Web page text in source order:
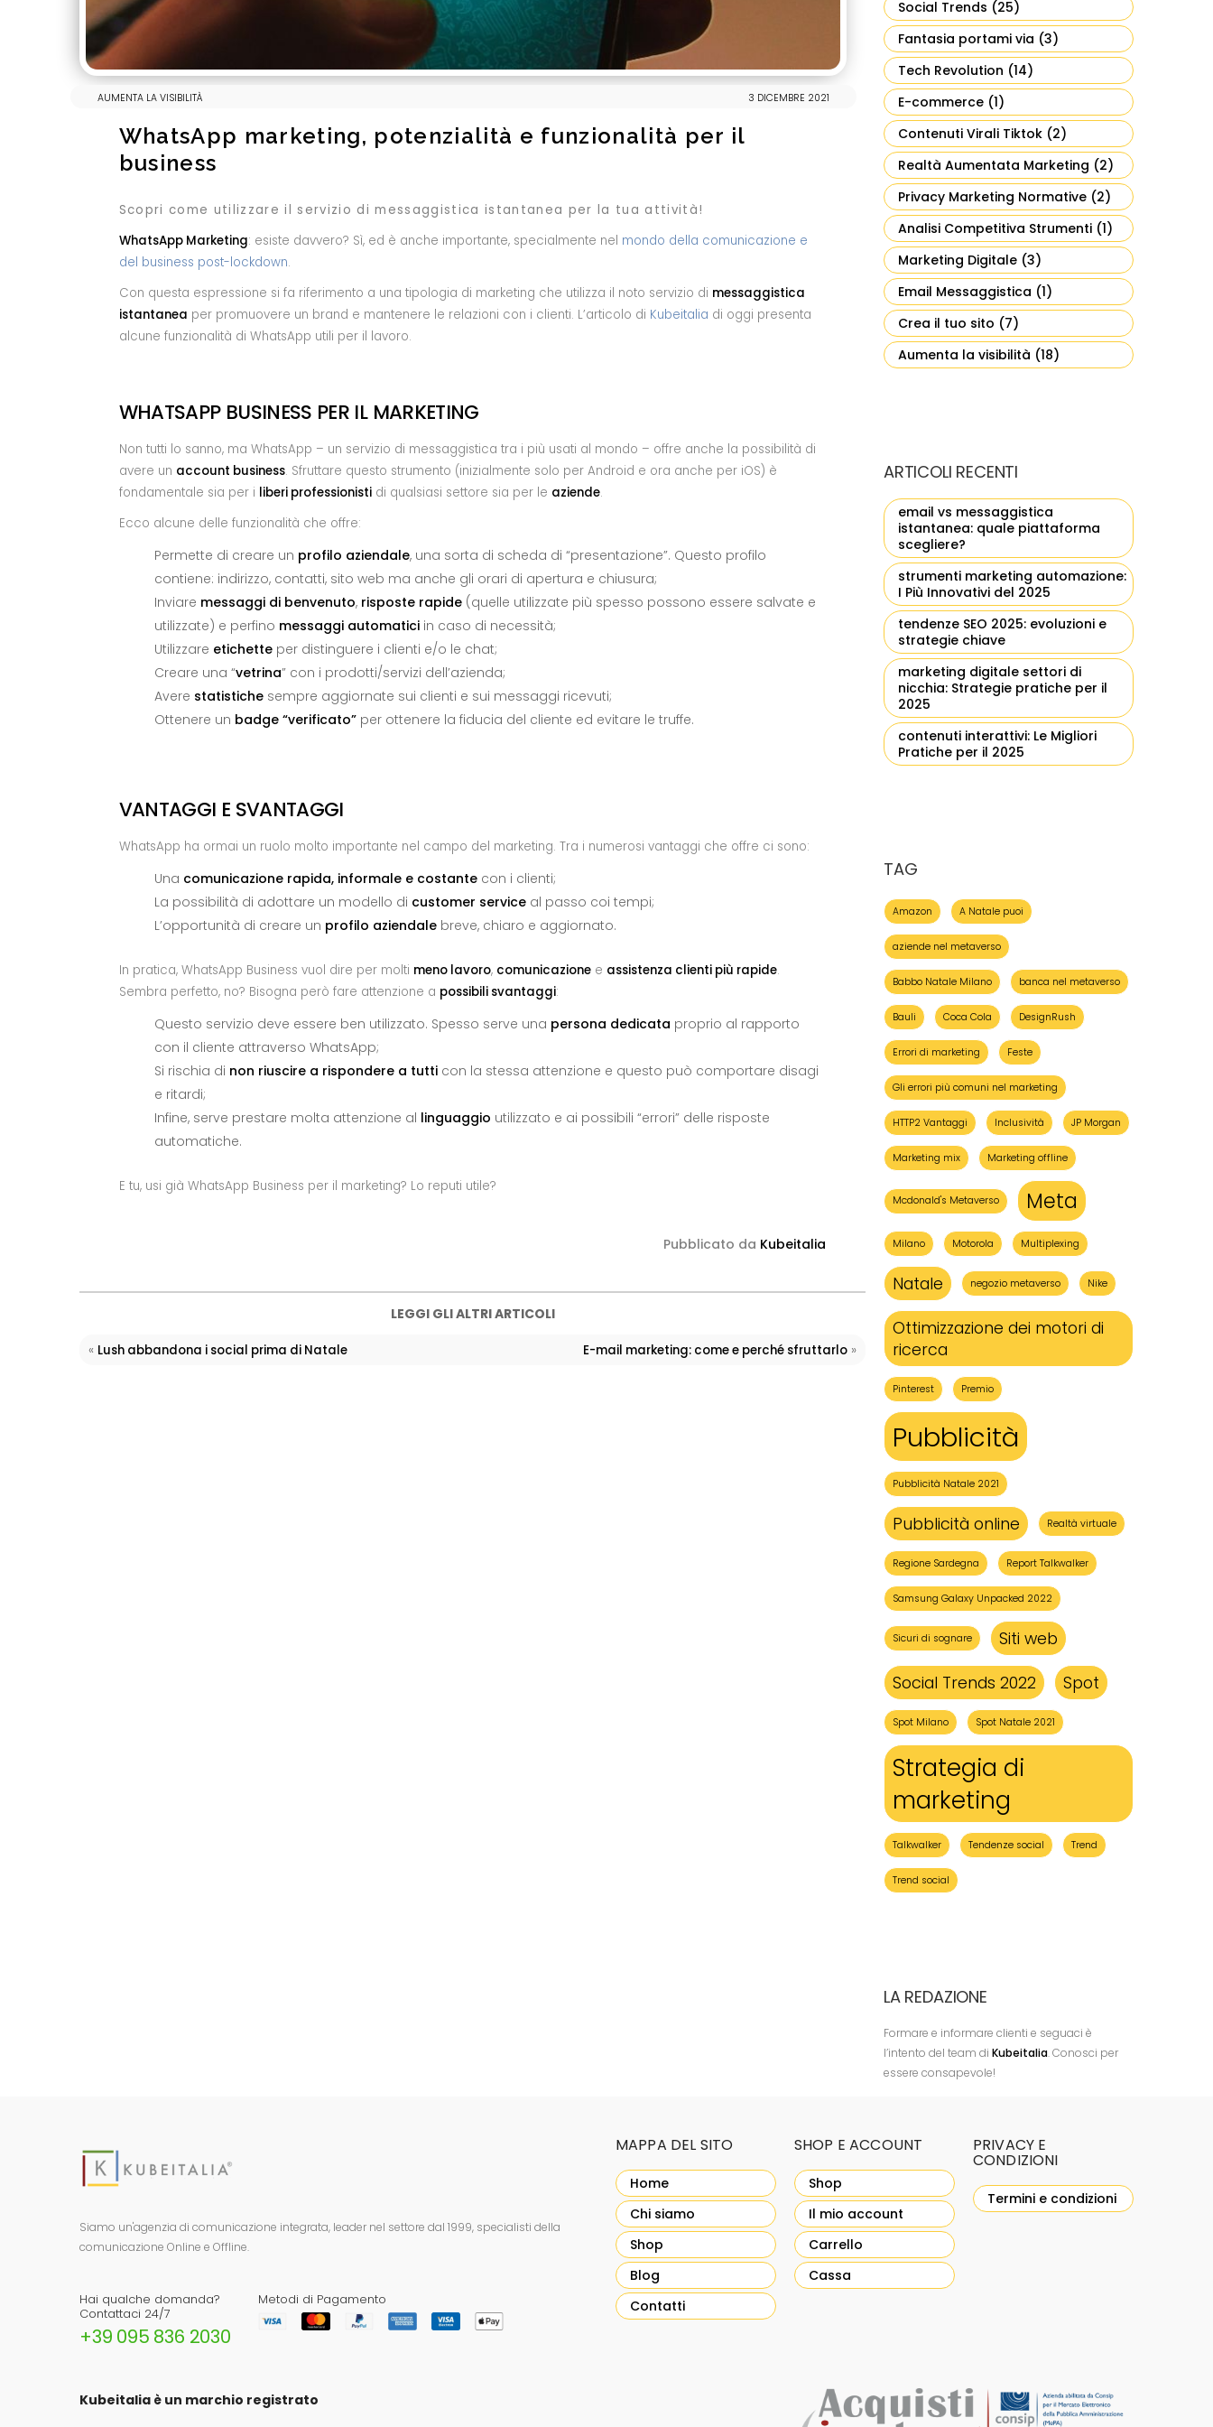
AUMENTA LA VISIBILITÀ 3 DICEMBRE 2021
WhatsApp marketing, potenzialità e funzionalità per il
business
Scopri come utilizzare il servizio di messaggistica istantanea per la tua attività!
WhatsApp Marketing: esiste davvero? Sì, ed è anche importante, specialmente nel mondo della comunicazione e
del business post-lockdown.
Con questa espressione si fa riferimento a una tipologia di marketing che utilizza il noto servizio di messaggistica
istantanea per promuovere un brand e mantenere le relazioni con i clienti. L’articolo di Kubeitalia di oggi presenta
alcune funzionalità di WhatsApp utili per il lavoro.
WHATSAPP BUSINESS PER IL MARKETING
Non tutti lo sanno, ma WhatsApp – un servizio di messaggistica tra i più usati al mondo – offre anche la possibilità di
avere un account business. Sfruttare questo strumento (inizialmente solo per Android e ora anche per iOS) è
fondamentale sia per i liberi professionistidi qualsiasi settore sia per le aziende.
Ecco alcune delle funzionalità che offre:
Permette di creare un profilo aziendale, una sorta di scheda di “presentazione”. Questo profilo
contiene: indirizzo, contatti, sito web ma anche gli orari di apertura e chiusura;
Inviare messaggi di benvenuto, risposte rapide(quelle utilizzate più spesso possono essere salvate e
utilizzate) e perfino messaggi automaticiin caso di necessità;
Utilizzare etichetteper distinguere i clienti e/o le chat;
Creare una “vetrina” con i prodotti/servizi dell’azienda;
Avere statistichesempre aggiornate sui clienti e sui messaggi ricevuti;
Ottenere un badge “verificato”per ottenere la fiducia del cliente ed evitare le truffe.
VANTAGGI E SVANTAGGI
WhatsApp ha ormai un ruolo molto importante nel campo del marketing. Tra i numerosi vantaggi che offre ci sono:
Una comunicazione rapida, informale e costantecon i clienti;
La possibilità di adottare un modello di customer serviceal passo coi tempi;
L’opportunità di creare un profilo aziendalebreve, chiaro e aggiornato.
In pratica, WhatsApp Business vuol dire per molti meno lavoro, comunicazionee assistenza clienti più rapide.
Sembra perfetto, no? Bisogna però fare attenzione a possibili svantaggi:
Questo servizio deve essere ben utilizzato. Spesso serve una persona dedicata proprio al rapporto
con il cliente attraverso WhatsApp;
Si rischia di non riuscire a rispondere a tutticon la stessa attenzione e questo può comportare disagi
e ritardi;
Infine, serve prestare molta attenzione al linguaggio utilizzato e ai possibili “errori” delle risposte
automatiche.
E tu, usi già WhatsApp Business per il marketing? Lo reputi utile?
Pubblicato da Kubeitalia
LEGGI GLI ALTRI ARTICOLI
« Lush abbandona i social prima di Natale E-mail marketing: come e perché sfruttarlo »
Social Trends (25)
Fantasia portami via (3)
Tech Revolution (14)
E-commerce (1)
Contenuti Virali Tiktok (2)
Realtà Aumentata Marketing (2)
Privacy Marketing Normative (2)
Analisi Competitiva Strumenti (1)
Marketing Digitale (3)
Email Messaggistica (1)
Crea il tuo sito (7)
Aumenta la visibilità (18)
ARTICOLI RECENTI
email vs messaggistica
istantanea: quale piattaforma
scegliere?
strumenti marketing automazione:
I Più Innovativi del 2025
tendenze SEO 2025: evoluzioni e
strategie chiave
marketing digitale settori di
nicchia: Strategie pratiche per il
2025
contenuti interattivi: Le Migliori
Pratiche per il 2025
TAG
Amazon A Natale puoi
aziende nel metaverso
Babbo Natale Milano banca nel metaverso
Bauli Coca Cola DesignRush
Errori di marketing Feste
Gli errori più comuni nel marketing
HTTP2 Vantaggi Inclusività JP Morgan
Marketing mix Marketing offline
Mcdonald's Metaverso Meta
Milano Motorola Multiplexing
Natale negozio metaverso Nike
Ottimizzazione dei motori di
ricerca
Pinterest Premio
Pubblicità
Pubblicità Natale 2021
Pubblicità online Realtà virtuale
Regione Sardegna Report Talkwalker
Samsung Galaxy Unpacked 2022
Sicuri di sognare
Siti web
Social Trends 2022
Spot
Spot Milano Spot Natale 2021
Strategia di
marketing
Talkwalker Tendenze social Trend
Trend social
LA REDAZIONE
Formare e informare clienti e seguaci è
l’intento del team di Kubeitalia. Conosci per
essere consapevole!
Siamo un'agenzia di comunicazione integrata, leader nel settore dal 1999, specialisti della
comunicazione Online e Offline.
Hai qualche domanda?
Contattaci 24/7
+39 095 836 2030
Metodi di Pagamento
MAPPA DEL SITO
Home
Chi siamo
Shop
Blog
Contatti
SHOP E ACCOUNT
Shop
Il mio account
Carrello
Cassa
PRIVACY E
CONDIZIONI
Termini e condizioni
Kubeitalia è un marchio registrato